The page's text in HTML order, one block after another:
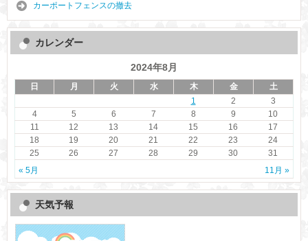
カーポートフェンスの撤去
カレンダー
2024年8月
日 月 火 水 木 金 土
« 5月 11月 »
1 2
3
4
5 6 7 8 9
10
11
12 13 14 15 16
17
18
19 20 21 22 23
24
25
26 27 28 29 30 31
天気予報